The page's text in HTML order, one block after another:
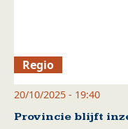
Regio
20/10/2025 - 19:40
Provincie blijft